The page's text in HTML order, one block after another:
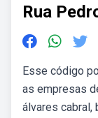
Rua
Esse código
as empresas
álvares cabral,